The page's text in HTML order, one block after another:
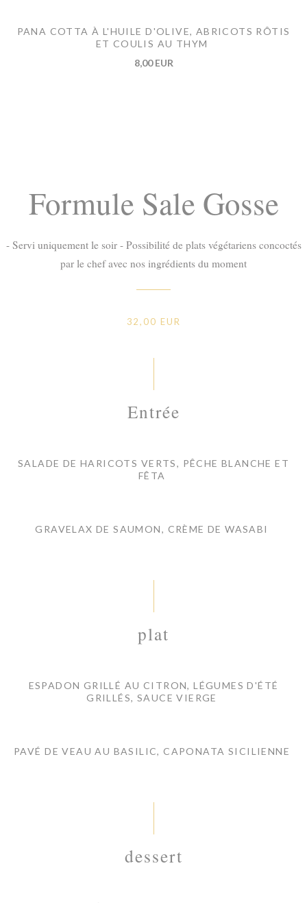
PANA COTTA À L'HUILE D'OLIVE, ABRICOTS RÔTIS
ET COULIS AU THYM
8,00 EUR
Formule Sale Gosse
- Servi uniquement le soir - Possibilité de plats végétariens concoctés
par le chef avec nos ingrédients du moment
32,00 EUR
Entrée
SALADE DE HARICOTS VERTS, PÊCHE BLANCHE ET
FÊTA
GRAVELAX DE SAUMON, CRÈME DE WASABI
plat
ESPADON GRILLÉ AU CITRON, LÉGUMES D'ÉTÉ
GRILLÉS, SAUCE VIERGE
PAVÉ DE VEAU AU BASILIC, CAPONATA SICILIENNE
dessert